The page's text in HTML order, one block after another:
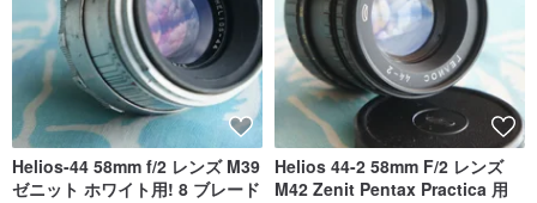
Helios-44 58mm f/2 レンズ M39
ゼニット ホワイト用! 8 ブレード
Helios 44-2 58mm F/2 レンズ
M42 Zenit Pentax Practica 用